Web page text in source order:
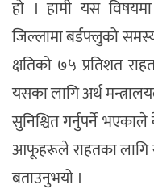
हो । हामी यस
जिल्लामा बर्डफ्लुको
क्षतिको ७५ प्रतिशत
यसका लागि अर्थ
सुनिश्चित गर्नुपर्ने
आफूहरूले राहतका लागि
बताउनुभयो ।